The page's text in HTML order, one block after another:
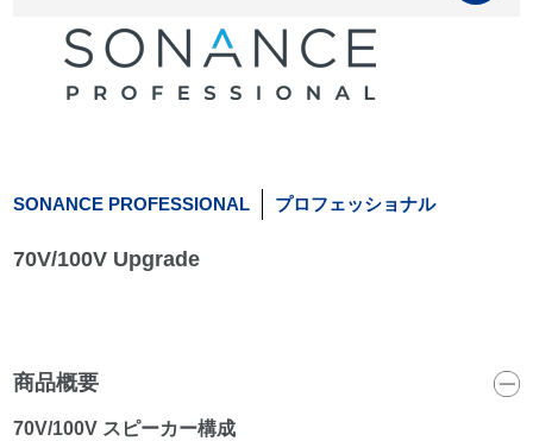
SONANCE PROFESSIONAL プロフェッショナル
70V/100V Upgrade
商品概要
70V/100V スピーカー構成